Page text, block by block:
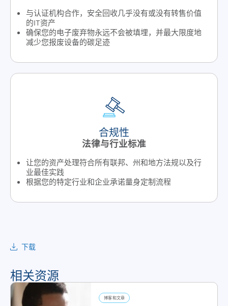
与认证机构合作，安全回收几乎没有或没有转售价值
的IT资产
确保您的电子废弃物永远不会被填埋，并最大限度地
减少您报废设备的碳足迹
合规性
法律与行业标准
让您的资产处理符合所有联邦、州和地方法规以及行
业最佳实践
根据您的特定行业和企业承诺量身定制流程
下载
相关资源
博客和文章